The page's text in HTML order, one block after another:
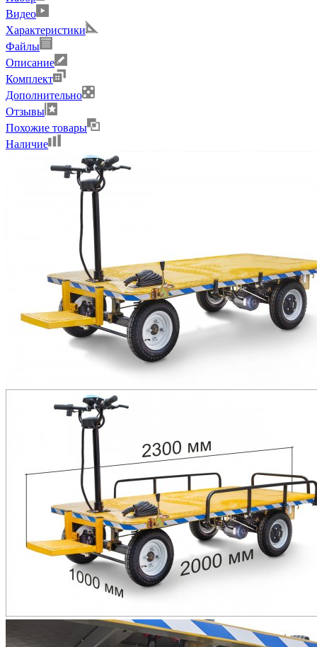
Видео
Характеристики
Файлы
Описание
Комплект
Дополнительно
Отзывы
Похожие товары
Наличие